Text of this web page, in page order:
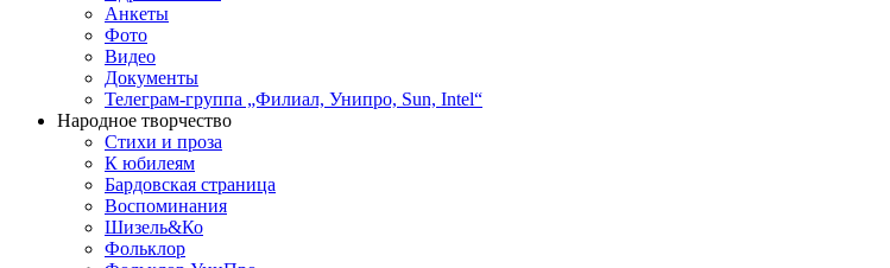
Анкеты
Фото
Видео
Документы
Телеграм-группа „Филиал, Унипро, Sun, Intel“
Народное творчество
Стихи и проза
К юбилеям
Бардовская страница
Воспоминания
Шизель&Ко
Фольклор